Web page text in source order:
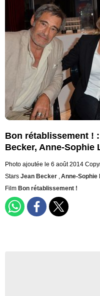
Bon rétablissement !
Becker, Anne-Sophie
Photo ajoutée le 6 août 2014
Stars Jean Becker ,Anne-Sophie
Film Bon rétablissement !